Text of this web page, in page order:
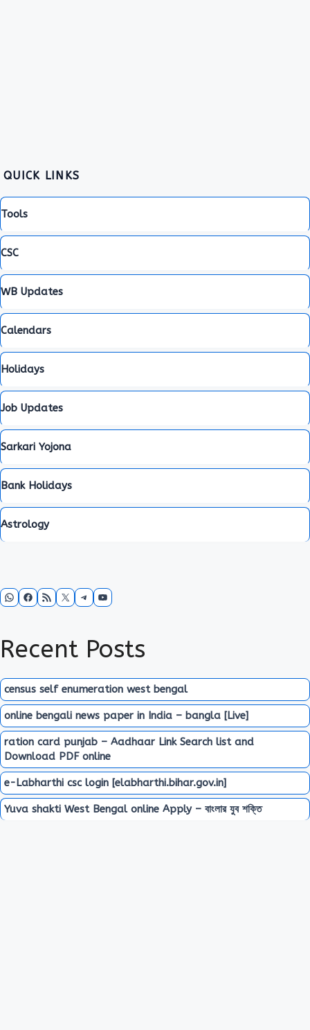
QUICK LINKS
Tools
CSC
WB Updates
Calendars
Holidays
Job Updates
Sarkari Yojona
Bank Holidays
Astrology
WhatsApp
Facebook
RSS FeedX Telegram
YouTube
Recent Posts
census self enumeration west bengal
online bengali news paper in India – bangla [Live]
ration card punjab – Aadhaar Link Search list and
Download PDF online
e-Labharthi csc login [elabharthi.bihar.gov.in]
Yuva shakti West Bengal online Apply – বাংলার যুব শক্তি